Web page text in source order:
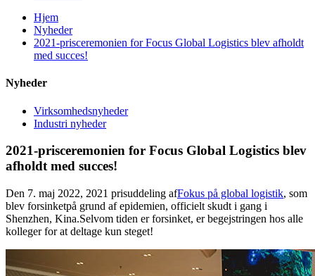
Hjem
Nyheder
2021-prisceremonien for Focus Global Logistics blev afholdt
med succes!
Nyheder
Virksomhedsnyheder
Industri nyheder
2021-prisceremonien for Focus Global Logistics blev
afholdt med succes!
Den 7. maj 2022, 2021 prisuddeling afFokus på global logistik, som
blev forsinketpå grund af epidemien, officielt skudt i gang i
Shenzhen, Kina.Selvom tiden er forsinket, er begejstringen hos alle
kolleger for at deltage kun steget!